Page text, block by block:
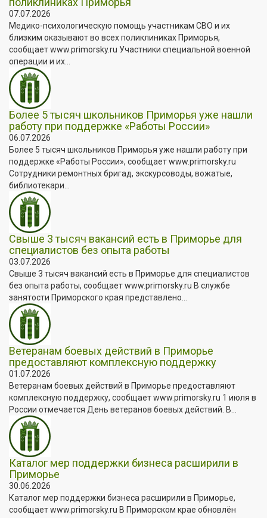
07.07.2026
Медико-психологическую помощь участникам СВО и их
близким оказывают во всех поликлиниках Приморья,
сообщает www.primorsky.ru Участники специальной военной
операции и их...
Более 5 тысяч школьников Приморья уже нашли
работу при поддержке «Работы России»
06.07.2026
Более 5 тысяч школьников Приморья уже нашли работу при
поддержке «Работы России», сообщает www.primorsky.ru
Сотрудники ремонтных бригад, экскурсоводы, вожатые,
библиотекари...
Свыше 3 тысяч вакансий есть в Приморье для
специалистов без опыта работы
03.07.2026
Свыше 3 тысяч вакансий есть в Приморье для специалистов
без опыта работы, сообщает www.primorsky.ru В службе
занятости Приморского края представлено...
Ветеранам боевых действий в Приморье
предоставляют комплексную поддержку
01.07.2026
Ветеранам боевых действий в Приморье предоставляют
комплексную поддержку, сообщает www.primorsky.ru 1 июля в
России отмечается День ветеранов боевых действий. В...
Каталог мер поддержки бизнеса расширили в
Приморье
30.06.2026
Каталог мер поддержки бизнеса расширили в Приморье,
сообщает www.primorsky.ru В Приморском крае обновлён